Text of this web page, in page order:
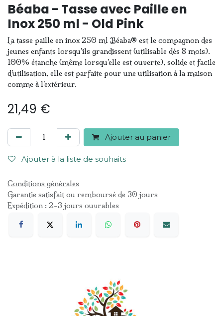
Béaba - Tasse avec Paille en
Inox 250 ml - Old Pink
La tasse paille en inox 250 ml Béaba® est le compagnon des
jeunes enfants lorsqu’ils grandissent (utilisable dès 8 mois).
100% étanche (même lorsqu’elle est ouverte), solide et facile
d’utilisation, elle est parfaite pour une utilisation à la maison
comme à l’extérieur.
21,49 €
Ajouter au panier
Ajouter à la liste de souhaits
Conditions générales
Garantie satisfait ou remboursé de 30 jours
Expédition : 2-3 jours ouvrables